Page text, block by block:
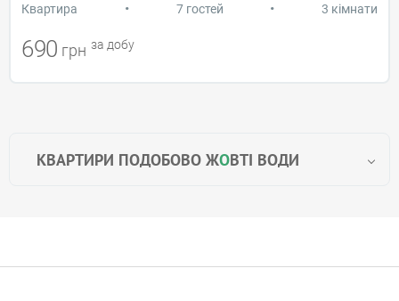
КВАРТИРИ ПОДОБОВО ЖОВТІ ВОДИ
Квартира • 7 гостей • 3 кімнати
690 грн за добу